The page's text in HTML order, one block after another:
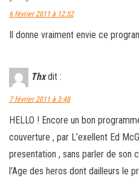
6 février 2011 à 12:52
Il donne vraiment envie ce
Thx dit :
7 février 2011 à 3:48
HELLO ! Encore un bon
couverture , par L’exellent Ed
presentation , sans parler de son
l’Age des heros dont dailleurs le